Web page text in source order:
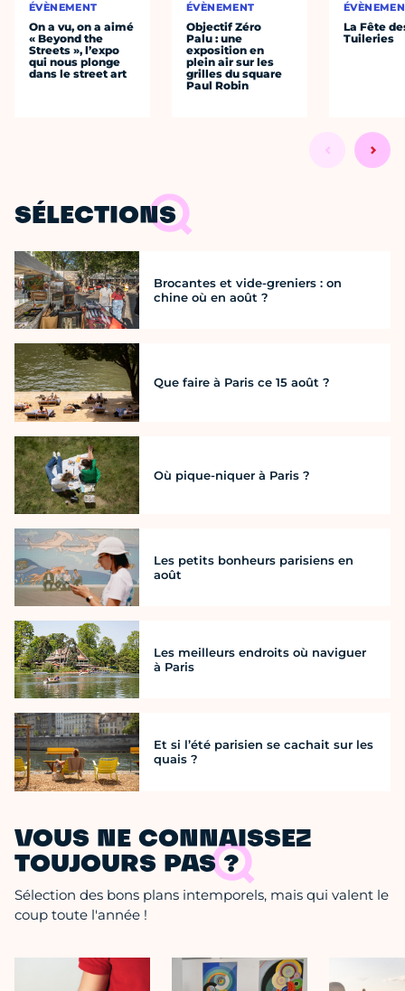
ÉVÈNEMENT
On a vu, on a aimé
« Beyond the
Streets », l’expo
qui nous plonge
dans le street art
ÉVÈNEMENT
Objectif Zéro
Palu : une
exposition en
plein air sur les
grilles du square
Paul Robin
La Fête
Tuileries
SÉLECTIONS
Brocantes et vide-greniers : on
chine où en août ?
Que faire à Paris ce 15 août ?
Où pique-niquer à Paris ?
Les petits bonheurs parisiens en
août
Les meilleurs endroits où naviguer
à Paris
Et si l’été parisien se cachait sur les
quais ?
VOUS NE CONNAISSEZ
TOUJOURS PAS ?
Sélection des bons plans intemporels, mais qui valent le
coup toute l'année !